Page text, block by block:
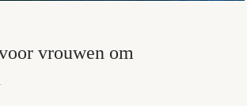
vrouwen om